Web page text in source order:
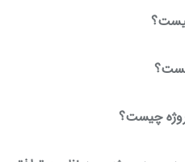
چیست؟